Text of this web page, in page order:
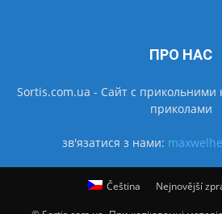
ПРО НАС
Sortis.com.ua - Cайт с
приколами
зв'язатися з нами:
Čeština Nejnovější